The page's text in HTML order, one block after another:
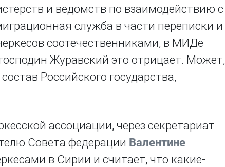
и ведомств по взаимодействию с
служба в части переписки и
соотечественниками, в МИДе
Журавский это отрицает. Может,
Российского государства,
ассоциации, через секретариат
Совета федерации Валентине
в Сирии и считает, что какие-